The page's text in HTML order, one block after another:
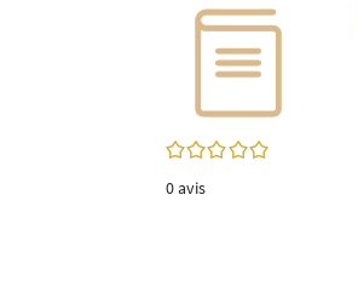
0/5
0avis